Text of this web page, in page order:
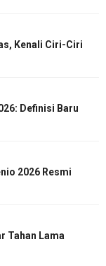
Kenali Ciri-Ciri
Definisi Baru
2026 Resmi
Tahan Lama